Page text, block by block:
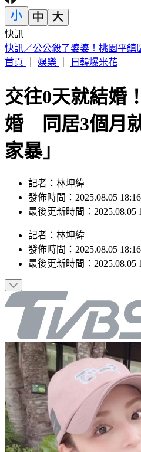
快訊
快訊／三峽河4高中生戲水「1
首頁
娛樂 日韓爆米花
交往0天就結婚
婚 同居3個月
家暴」
記者：林坤緯
發佈時間：2025.08.05 18:16
最後更新時間：2025.08.05
記者 ： 林坤緯
發佈時間： 2025.08.05 18:16
最後更新時間： 2025.08.05